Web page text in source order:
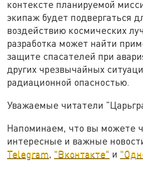
контексте планируемой
экипаж будет подвергаться
воздействию космических
разработка может найти
защите спасателей при
других чрезвычайных
радиационной опасностью.
Уважаемые читатели
Напоминаем, что вы можете
интересные и важные
Telegram "Вконтакте" и